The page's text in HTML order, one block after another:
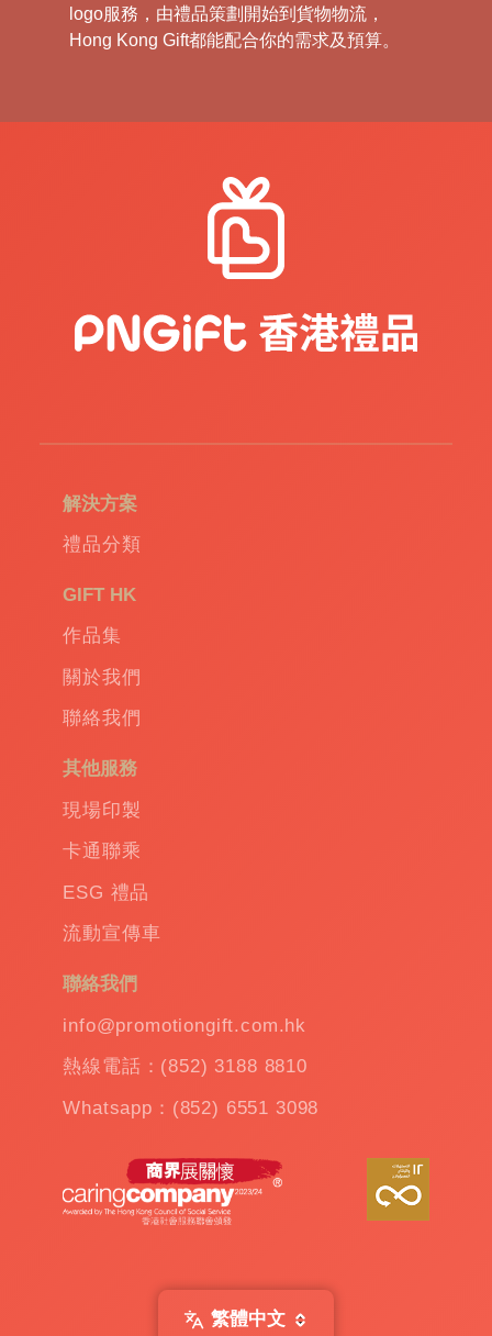
logo服務，由禮品策劃開始到貨物物流，
Hong Kong Gift都能配合你的需求及預算。
解決方案
禮品分類
GIFT HK
作品集
關於我們
聯絡我們
其他服務
現場印製
卡通聯乘
ESG 禮品
流動宣傳車
聯絡我們
info@promotiongift.com.hk
熱線電話：(852) 3188 8810
Whatsapp：(852) 6551 3098
繁體中文